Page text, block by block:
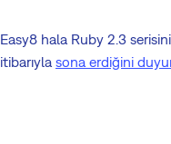
Easy8 hala Ruby 2.3
itibarıyla sona erdiğini